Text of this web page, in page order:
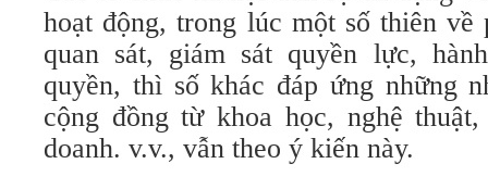
hoạt động, trong lúc một số thiên về
quan sát, giám sát quyền lực,
quyền, thì số khác đáp ứng những
cộng đồng từ khoa học, nghệ
doanh. v.v., vẫn theo ý kiến này.